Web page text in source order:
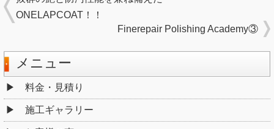
ONELAPCOAT！！
Finerepair Polishing Academy③
メニュー
料金・見積り
施工ギャラリー